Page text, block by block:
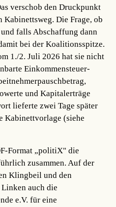
verschob den Druckpunkt
Kabinettsweg. Die Frage, ob
falls Abschaffung dann
bei der Koalitionsspitze.
1./2. Juli 2026 hat sie nicht
Einkommensteuer-
und Kapitalerträge
lieferte zwei Tage später
Kabinettvorlage (siehe
Format „politiX" die
zusammen. Auf der
Klingbeil und den
auch die
e.V. für eine